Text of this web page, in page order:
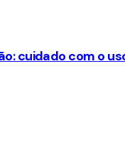
cuidado com o